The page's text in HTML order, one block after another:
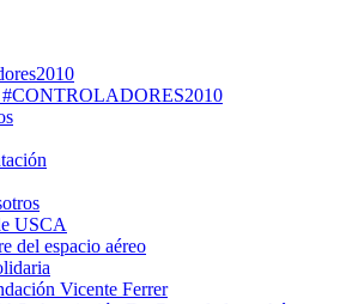
USCA
del espacio aéreo
Vicente Ferrer